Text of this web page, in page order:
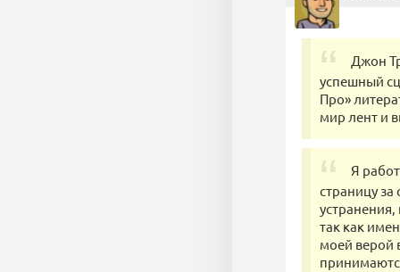
Джон
успешный
Про»
мир лент и
Я
страницу за
так как
моей верой